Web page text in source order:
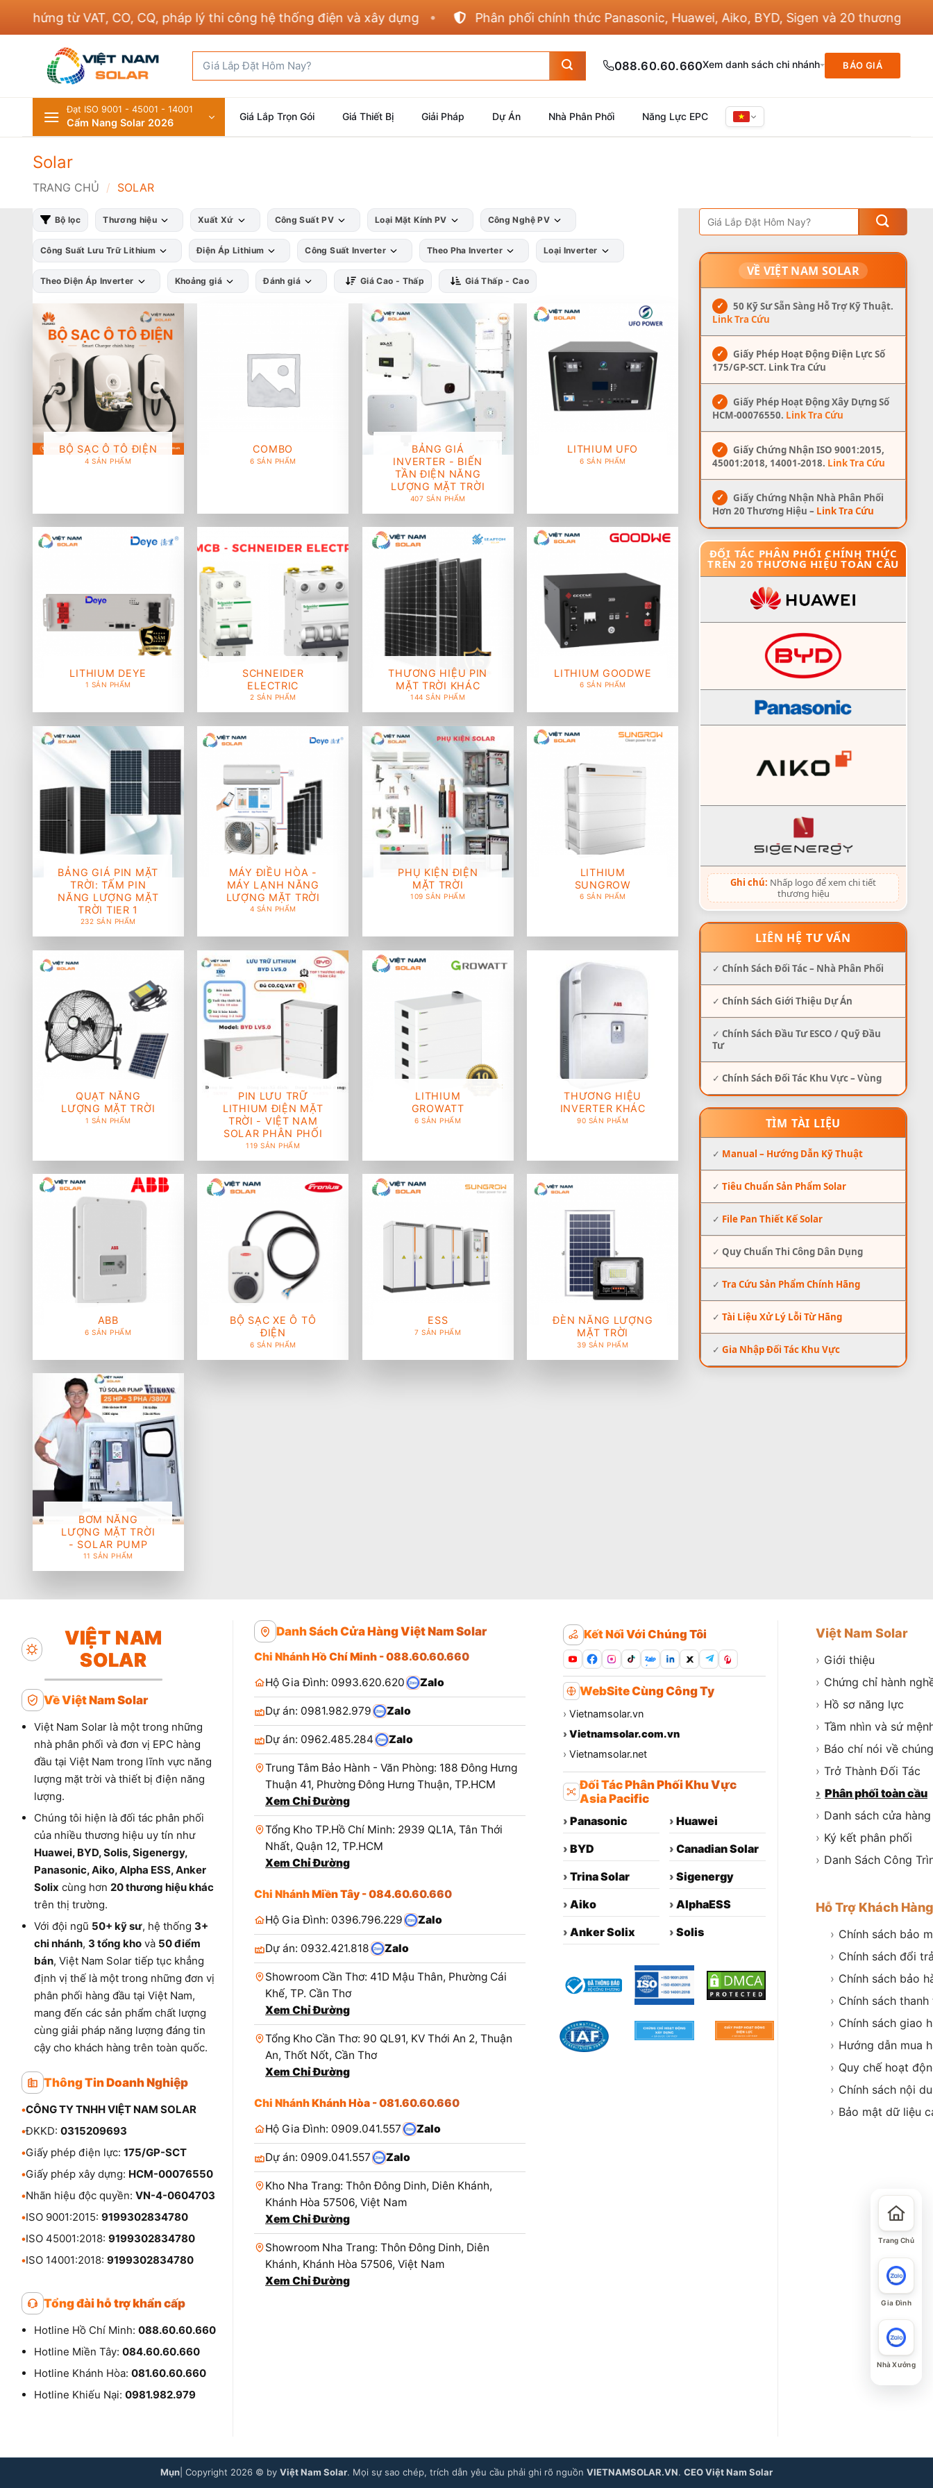
từ VAT, CO, CQ, pháp lý thi công hệ thống điện và xây dựng Phân phối chính thức Panasonic, Huawei, Aiko, BYD, Sigen và 20 thương hiệu khác
kiếm:
088.60.60.660Xem danh sách chi nhánh BÁO GIÁ
Đạt ISO 9001 - 45001 - 14001
Cẩm Nang Solar 2026 Giá Lắp Trọn Gói Giá Thiết Bị Giải Pháp Dự Án Nhà Phân Phối Năng Lực EPC
Solar
TRANG CHỦ / SOLAR
Bộ lọc Thương hiệu Xuất Xứ Công Suất PV Loại Mặt Kính PV Công Nghệ PV
Công Suất Lưu Trữ Lithium Điện Áp Lithium Công Suất Inverter Theo Pha Inverter Loại Inverter
Theo Điện Áp Inverter Khoảng giá Đánh giá Giá Cao - Thấp Giá Thấp - Cao
BỘ SẠC Ô TÔ ĐIỆN
4 SẢN PHẨM
COMBO
6 SẢN PHẨM
BẢNG GIÁ
INVERTER - BIẾN
TẦN ĐIỆN NĂNG
LƯỢNG MẶT TRỜI
407 SẢN PHẨM
LITHIUM UFO
6 SẢN PHẨM
LITHIUM DEYE
1 SẢN PHẨM
SCHNEIDER
ELECTRIC
2 SẢN PHẨM
THƯƠNG HIỆU PIN
MẶT TRỜI KHÁC
144 SẢN PHẨM
LITHIUM GOODWE
6 SẢN PHẨM
BẢNG GIÁ PIN MẶT
TRỜI: TẤM PIN
NĂNG LƯỢNG MẶT
TRỜI TIER 1
232 SẢN PHẨM
MÁY ĐIỀU HÒA -
MÁY LẠNH NĂNG
LƯỢNG MẶT TRỜI
4 SẢN PHẨM
PHỤ KIỆN ĐIỆN
MẶT TRỜI
109 SẢN PHẨM
LITHIUM
SUNGROW
6 SẢN PHẨM
QUẠT NĂNG
LƯỢNG MẶT TRỜI
1 SẢN PHẨM
PIN LƯU TRỮ
LITHIUM ĐIỆN MẶT
TRỜI - VIỆT NAM
SOLAR PHÂN PHỐI
119 SẢN PHẨM
LITHIUM
GROWATT
6 SẢN PHẨM
THƯƠNG HIỆU
INVERTER KHÁC
90 SẢN PHẨM
ABB
6 SẢN PHẨM
BỘ SẠC XE Ô TÔ
ĐIỆN
6 SẢN PHẨM
ESS
7 SẢN PHẨM
ĐÈN NĂNG LƯỢNG
MẶT TRỜI
39 SẢN PHẨM
BƠM NĂNG
LƯỢNG MẶT TRỜI
- SOLAR PUMP
11 SẢN PHẨM
VỀ VIỆT NAM SOLAR
✓
50 Kỹ Sư Sẵn Sàng Hỗ Trợ Kỹ Thuật.
Link Tra Cứu
✓
Giấy Phép Hoạt Động Điện Lực Số
175/GP-SCT. Link Tra Cứu
✓
Giấy Phép Hoạt Động Xây Dựng Số
HCM-00076550. Link Tra Cứu
✓
Giấy Chứng Nhận ISO 9001:2015,
45001:2018, 14001-2018. Link Tra Cứu
✓
Giấy Chứng Nhận Nhà Phân Phối
Hơn 20 Thương Hiệu – Link Tra Cứu
ĐỐI TÁC PHÂN PHỐI CHÍNH THỨC
TRÊN 20 THƯƠNG HIỆU TOÀN CẦU
Ghi chú: Nhấp logo để xem chi tiết
thương hiệu
LIÊN HỆ TƯ VẤN
✓ Chính Sách Đối Tác – Nhà Phân Phối
✓ Chính Sách Giới Thiệu Dự Án
✓ Chính Sách Đầu Tư ESCO / Quỹ Đầu
Tư
✓ Chính Sách Đối Tác Khu Vực – Vùng
TÌM TÀI LIỆU
✓ Manual – Hướng Dẫn Kỹ Thuật
✓ Tiêu Chuẩn Sản Phẩm Solar
✓ File Pan Thiết Kế Solar
✓ Quy Chuẩn Thi Công Dân Dụng
✓ Tra Cứu Sản Phẩm Chính Hãng
✓ Tài Liệu Xử Lý Lỗi Từ Hãng
✓ Gia Nhập Đối Tác Khu Vực
VIỆT NAM
SOLAR
Về Việt Nam Solar
Việt Nam Solar là một trong những
nhà phân phối và đơn vị EPC hàng
đầu tại Việt Nam trong lĩnh vực năng
lượng mặt trời và thiết bị điện năng
lượng.
Chúng tôi hiện là đối tác phân phối
của nhiều thương hiệu uy tín như
Huawei, BYD, Solis, Sigenergy,
Panasonic, Aiko, Alpha ESS, Anker
Solix cùng hơn 20 thương hiệu khác
trên thị trường.
Với đội ngũ 50+ kỹ sư, hệ thống 3+
chi nhánh, 3 tổng kho và 50 điểm
bán, Việt Nam Solar tiếp tục khẳng
định vị thế là một trong những đơn vị
phân phối hàng đầu tại Việt Nam,
mang đến các sản phẩm chất lượng
cùng giải pháp năng lượng đáng tin
cậy cho khách hàng trên toàn quốc.
Thông Tin Doanh Nghiệp
•CÔNG TY TNHH VIỆT NAM SOLAR
•ĐKKD: 0315209693
•Giấy phép điện lực: 175/GP-SCT
•Giấy phép xây dựng: HCM-00076550
•Nhãn hiệu độc quyền: VN-4-0604703
•ISO 9001:2015: 9199302834780
•ISO 45001:2018: 9199302834780
•ISO 14001:2018: 9199302834780
Tổng đài hỗ trợ khẩn cấp
Hotline Hồ Chí Minh: 088.60.60.660
Hotline Miền Tây: 084.60.60.660
Hotline Khánh Hòa: 081.60.60.660
Hotline Khiếu Nại: 0981.982.979
Danh Sách Cửa Hàng Việt Nam Solar
Chi Nhánh Hồ Chí Minh - 088.60.60.660
Hộ Gia Đình: 0993.620.620
Zalo
Dự án: 0981.982.979 Zalo
Dự án: 0962.485.284 Zalo
Trung Tâm Bảo Hành - Văn Phòng: 188 Đông Hưng
Thuận 41, Phường Đông Hưng Thuận, TP.HCM
Xem Chỉ Đường
Tổng Kho TP.Hồ Chí Minh: 2939 QL1A, Tân Thới
Nhất, Quận 12, TP.HCM
Xem Chỉ Đường
Chi Nhánh Miền Tây - 084.60.60.660
Hộ Gia Đình: 0396.796.229
Zalo
Dự án: 0932.421.818 Zalo
Showroom Cần Thơ: 41D Mậu Thân, Phường Cái
Khế, TP. Cần Thơ
Xem Chỉ Đường
Tổng Kho Cần Thơ: 90 QL91, KV Thới An 2, Thuận
An, Thốt Nốt, Cần Thơ
Xem Chỉ Đường
Chi Nhánh Khánh Hòa - 081.60.60.660
Hộ Gia Đình: 0909.041.557
Zalo
Dự án: 0909.041.557 Zalo
Kho Nha Trang: Thôn Đông Dinh, Diên Khánh,
Khánh Hòa 57506, Việt Nam
Xem Chỉ Đường
Showroom Nha Trang: Thôn Đông Dinh, Diên
Khánh, Khánh Hòa 57506, Việt Nam
Xem Chỉ Đường
Kết Nối Với Chúng Tôi
Zalo
WebSite Cùng Công Ty
› Vietnamsolar.vn
› Vietnamsolar.com.vn
› Vietnamsolar.net
Đối Tác Phân Phối Khu Vực
Asia Pacific
› Panasonic › Huawei
› BYD › Canadian Solar
› Trina Solar › Sigenergy
› Aiko › AlphaESS
› Anker Solix › Solis
Việt Nam Solar
› Giới thiệu
› Chứng chỉ hành
› Hồ sơ năng lực
› Tầm nhìn và sứ
› Báo chí nói về
› Trở Thành Đối Tác
› Phân phối toàn cầu
› Danh sách cửa hàng
› Ký kết phân phối
› Danh Sách Công
Hỗ Trợ Khách Hàng
› Chính sách bảo
› Chính sách đổi
› Chính sách bảo
› Chính sách thanh
› Chính sách giao
› Hướng dẫn mua
› Quy chế hoạt
› Chính sách nội
› Bảo mật dữ liệu
Mụn | Copyright 2026 © by Việt Nam Solar. Mọi sự sao chép, trích dẫn yêu cầu phải ghi rõ nguồn VIETNAMSOLAR.VN. CEO Việt Nam Solar
Trang Chủ
Gia Đình
Nhà Xưởng